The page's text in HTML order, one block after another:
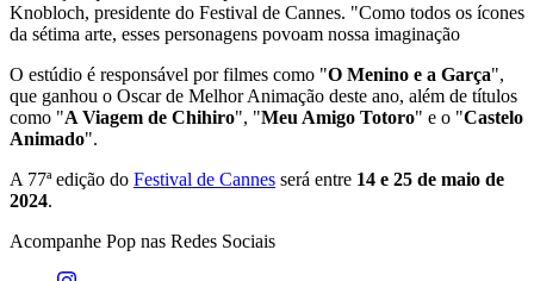
Knobloch, presidente do Festival de Cannes. "Como todos os ícones
da sétima arte, esses personagens povoam nossa imaginação
O estúdio é responsável por filmes como "O Menino e a Garça",
que ganhou o Oscar de Melhor Animação deste ano, além de títulos
como "A Viagem de Chihiro", "Meu Amigo Totoro" e o "Castelo
Animado".
A 77ª edição do Festival de Cannes será entre 14 e 25 de maio de
2024.
Acompanhe Pop nas Redes Sociais